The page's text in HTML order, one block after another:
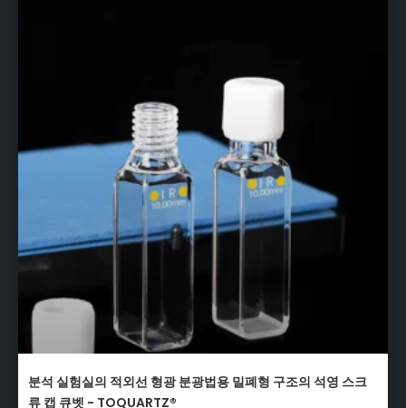
분석 실험실의 적외선 형광 분광법용 밀폐형 구조의 석영 스크
류 캡 큐벳 - TOQUARTZ®